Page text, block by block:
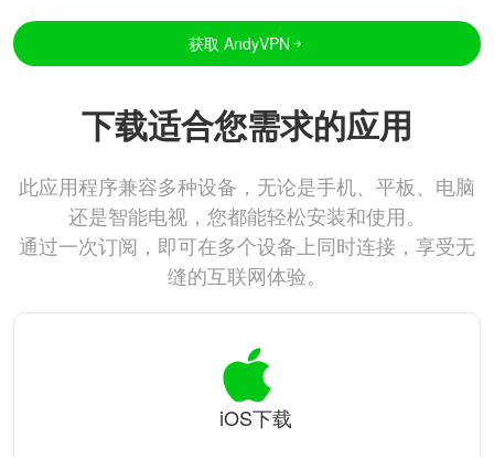
获取 AndyVPN
下载适合您需求的应用
此应用程序兼容多种设备，无论是手机、平板、电脑
还是智能电视，您都能轻松安装和使用。
通过一次订阅，即可在多个设备上同时连接，享受无
缝的互联网体验。
iOS下载